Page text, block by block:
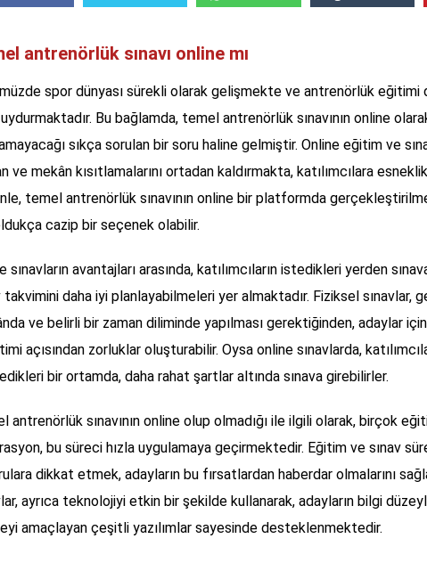
antrenörlük sınavı online mı
spor dünyası sürekli olarak gelişmekte ve antrenörlük eğitimi
Bu bağlamda, temel antrenörlük sınavının online
sıkça sorulan bir soru haline gelmiştir. Online eğitim ve
ve mekân kısıtlamalarını ortadan kaldırmakta, katılımcılara
temel antrenörlük sınavının online bir platformda
cazip bir seçenek olabilir.
sınavların avantajları arasında, katılımcıların istedikleri yerden
takvimini daha iyi planlayabilmeleri yer almaktadır. Fiziksel sınavlar,
ve belirli bir zaman diliminde yapılması gerektiğinden, adaylar
açısından zorluklar oluşturabilir. Oysa online sınavlarda,
bir ortamda, daha rahat şartlar altında sınava girebilirler.
antrenörlük sınavının online olup olmadığı ile ilgili olarak, birçok
bu süreci hızla uygulamaya geçirmektedir. Eğitim ve sınav
dikkat etmek, adayların bu fırsatlardan haberdar olmalarını
ayrıca teknolojiyi etkin bir şekilde kullanarak, adayların bilgi
amaçlayan çeşitli yazılımlar sayesinde desteklenmektedir.